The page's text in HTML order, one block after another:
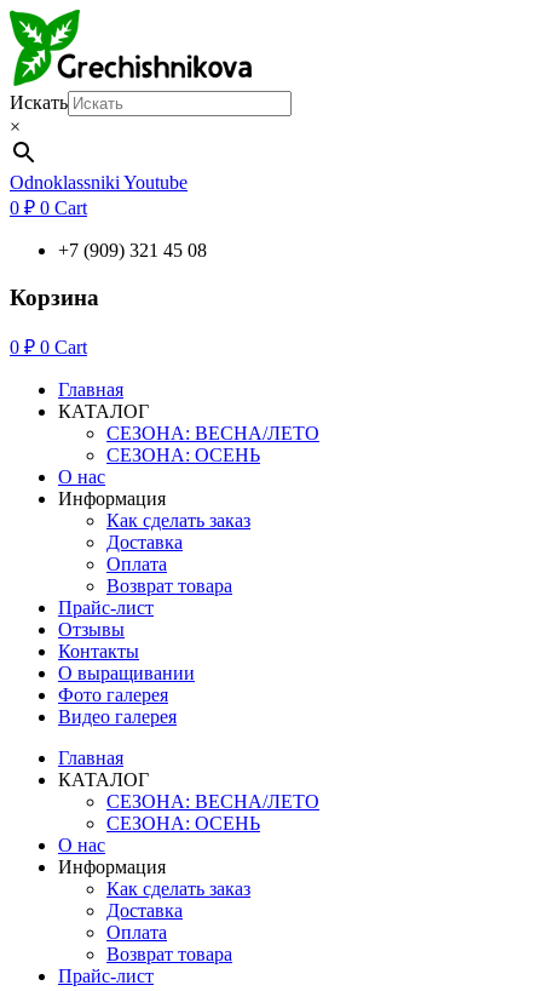
Искать
×
Odnoklassniki Youtube
0 ₽ 0 Cart
+7 (909) 321 45 08
Корзина
0 ₽ 0 Cart
Главная
КАТАЛОГ
СЕЗОНА: ВЕСНА/ЛЕТО
СЕЗОНА: ОСЕНЬ
О нас
Информация
Как сделать заказ
Доставка
Оплата
Возврат товара
Прайс-лист
Отзывы
Контакты
О выращивании
Фото галерея
Видео галерея
Главная
КАТАЛОГ
СЕЗОНА: ВЕСНА/ЛЕТО
СЕЗОНА: ОСЕНЬ
О нас
Информация
Как сделать заказ
Доставка
Оплата
Возврат товара
Прайс-лист